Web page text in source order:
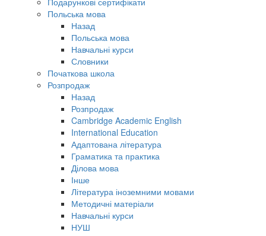
Польська мова
Назад
Польська мова
Навчальні курси
Словники
Початкова школа
Розпродаж
Назад
Розпродаж
Cambridge Academic English
International Education
Адаптована література
Граматика та практика
Ділова мова
Інше
Література іноземними мовами
Методичні матеріали
Навчальні курси
НУШ